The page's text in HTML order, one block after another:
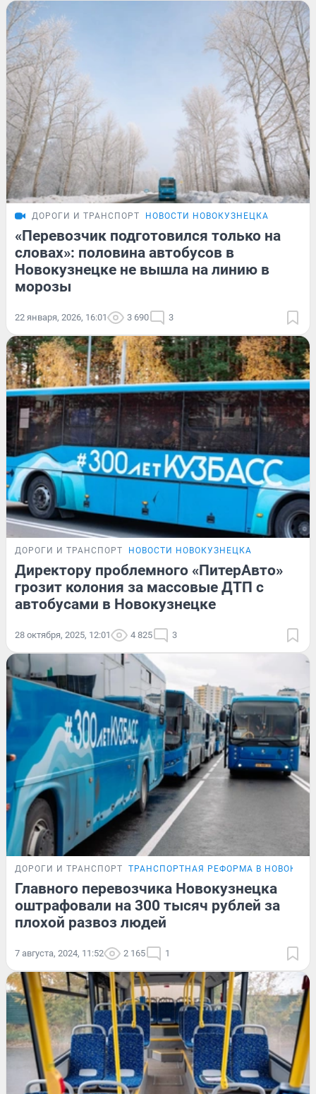
ДОРОГИ И ТРАНСПОРТ НОВОСТИ НОВОКУЗНЕЦКА
«Перевозчик подготовился только на
словах»: половина автобусов в
Новокузнецке не вышла на линию в
морозы
22 января, 2026, 16:01 3 690 3
ДОРОГИ И ТРАНСПОРТ НОВОСТИ НОВОКУЗНЕЦКА
Директору проблемного «ПитерАвто»
грозит колония за массовые ДТП с
автобусами в Новокузнецке
28 октября, 2025, 12:01 4 825 3
ДОРОГИ И ТРАНСПОРТ ТРАНСПОРТНАЯ РЕФОРМА В
Главного перевозчика Новокузнецка
оштрафовали на 300 тысяч рублей за
плохой развоз людей
7 августа, 2024, 11:52 2 165 1